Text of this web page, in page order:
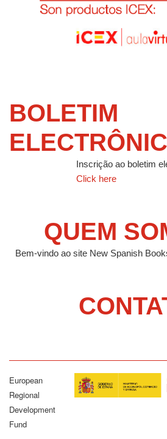
BOLETIM
Inscrição ao boletim
Click here
QUEM
Bem-vindo ao site New Spanish
European
Regional
Development
Fund